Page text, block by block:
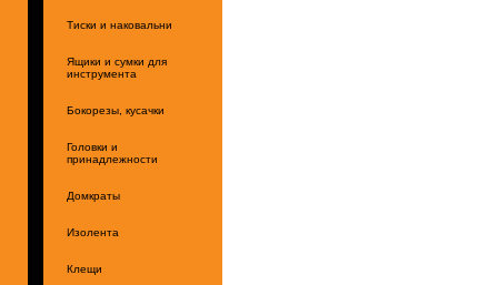
Тиски и наковальни
Ящики и сумки для
инструмента
Бокорезы, кусачки
Головки и
принадлежности
Домкраты
Изолента
Клещи